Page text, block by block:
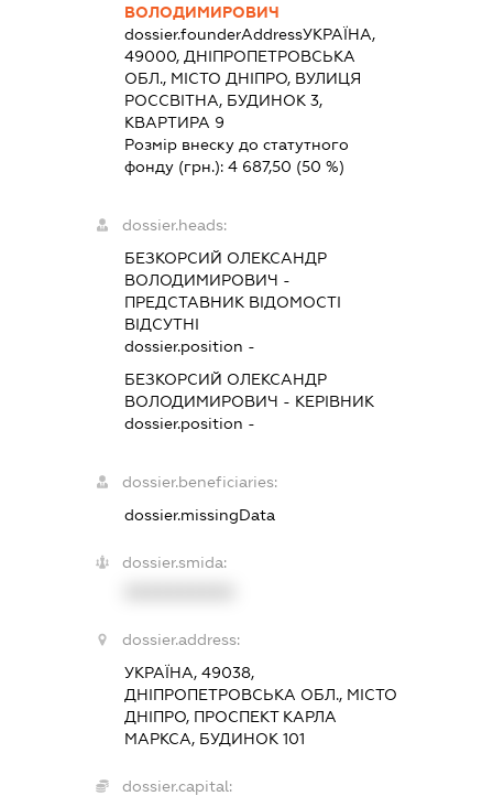
ВОЛОДИМИРОВИЧ
dossier.founderAddressУКРАЇНА,
49000, ДНІПРОПЕТРОВСЬКА
ОБЛ., МІСТО ДНІПРО, ВУЛИЦЯ
РОССВІТНА, БУДИНОК 3,
КВАРТИРА 9
Розмір внеску до статутного
фонду (грн.): 4 687,50 (50 %)
dossier.heads:
БЕЗКОРСИЙ ОЛЕКСАНДР
ВОЛОДИМИРОВИЧ -
ПРЕДСТАВНИК ВІДОМОСТІ
ВІДСУТНІ
dossier.position -
БЕЗКОРСИЙ ОЛЕКСАНДР
ВОЛОДИМИРОВИЧ - КЕРІВНИК
dossier.position -
dossier.beneficiaries:
dossier.missingData
dossier.smida:
dossier.address:
УКРАЇНА, 49038,
ДНІПРОПЕТРОВСЬКА ОБЛ., МІСТО
ДНІПРО, ПРОСПЕКТ КАРЛА
МАРКСА, БУДИНОК 101
dossier.capital: